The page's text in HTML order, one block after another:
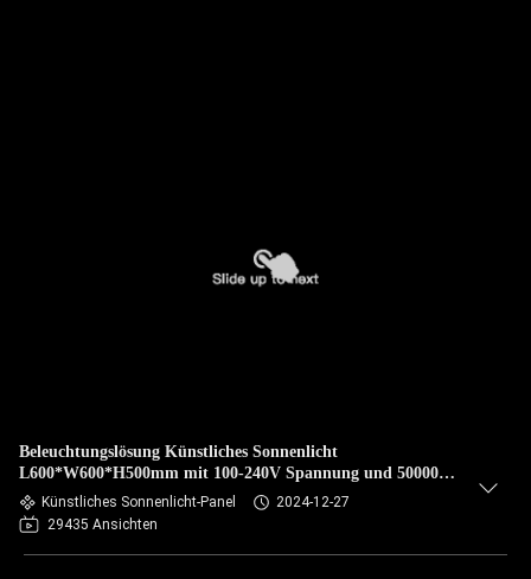
Beleuchtungslösung Künstliches Sonnenlicht
L600*W600*H500mm mit 100-240V Spannung und 50000
Stunden Lebensdauer
Künstliches Sonnenlicht-Panel
2024-12-27
29435 Ansichten